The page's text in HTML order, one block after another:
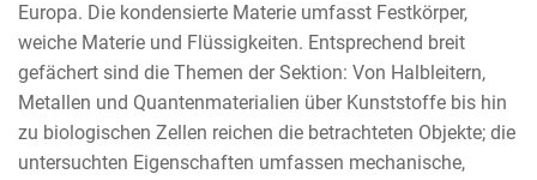
Europa. Die kondensierte Materie umfasst Festkörper,
weiche Materie und Flüssigkeiten. Entsprechend breit
gefächert sind die Themen der Sektion: Von Halbleitern,
Metallen und Quantenmaterialien über Kunststoffe bis hin
zu biologischen Zellen reichen die betrachteten Objekte; die
untersuchten Eigenschaften umfassen mechanische,